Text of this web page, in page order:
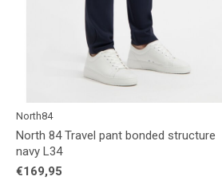
North84
North 84 Travel pant bonded structure
navy L34
€169,95